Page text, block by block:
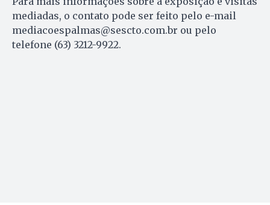
mediadas, o contato pode ser feito pelo e-mail
mediacoespalmas@sescto.com.br ou pelo
telefone (63) 3212-9922.